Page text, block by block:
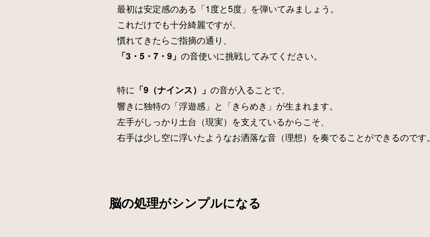
最初は安定感のある「1度と5度」を弾いてみましょう。
これだけでも十分綺麗ですが、
慣れてきたらご指摘の通り、
「3・5・7・9」 の音使いに挑戦してみてください。
特に 「9（ナインス）」 の音が入ることで、
響きに独特の「浮遊感」と「きらめき」が生まれます。
左手がしっかり土台（現実）を支えているからこそ、
右手は少し空に浮いたようなお洒落な音（理想）を奏でることができるのです。
脳の処理がシンプルになる